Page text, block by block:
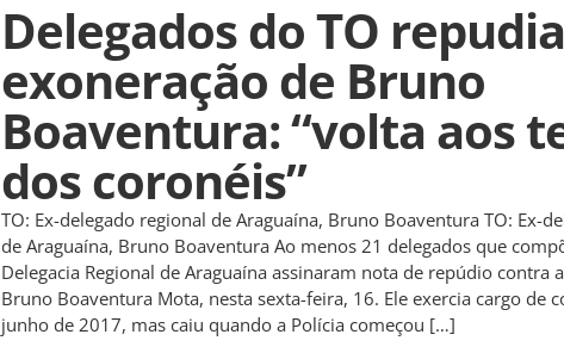
Delegados do TO
exoneração de Bruno
Boaventura: “volta aos
dos coronéis”
TO: Ex-delegado regional de Araguaína, Bruno Boaventura TO: Ex-
de Araguaína, Bruno Boaventura Ao menos 21 delegados que
Delegacia Regional de Araguaína assinaram nota de repúdio contra
Bruno Boaventura Mota, nesta sexta-feira, 16. Ele exercia cargo de
junho de 2017, mas caiu quando a Polícia começou […]